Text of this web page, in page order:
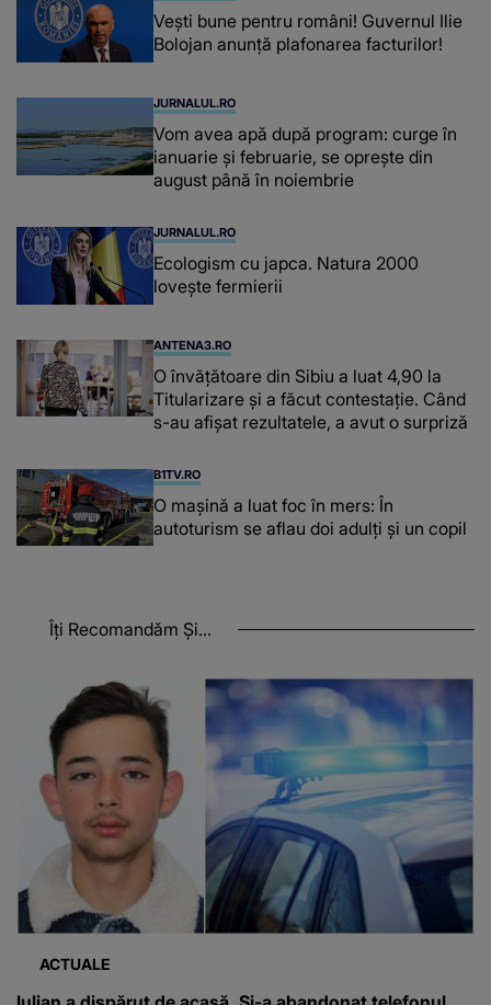
Vești bune pentru români! Guvernul Ilie
Bolojan anunță plafonarea facturilor!
JURNALUL.RO
Vom avea apă după program: curge în
ianuarie și februarie, se oprește din
august până în noiembrie
JURNALUL.RO
Ecologism cu japca. Natura 2000
lovește fermierii
ANTENA3.RO
O învățătoare din Sibiu a luat 4,90 la
Titularizare și a făcut contestație. Când
s-au afișat rezultatele, a avut o surpriză
B1TV.RO
O maşină a luat foc în mers: În
autoturism se aflau doi adulți și un copil
Îți Recomandăm Și...
ACTUALE